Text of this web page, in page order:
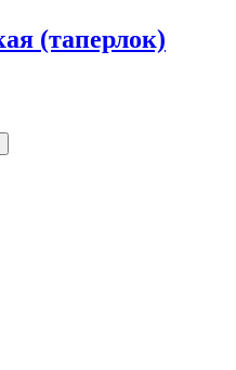
(таперлок)